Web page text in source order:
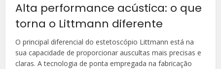
Alta performance acústica: o que
torna o Littmann diferente
O principal diferencial do estetoscópio Littmann está na
sua capacidade de proporcionar auscultas mais precisas e
claras. A tecnologia de ponta empregada na fabricação